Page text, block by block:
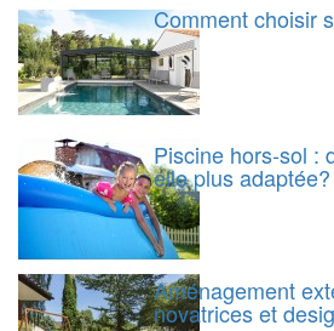
Comment choisir
Piscine hors-sol :
elle plus adaptée?
Aménagement
novatrices et